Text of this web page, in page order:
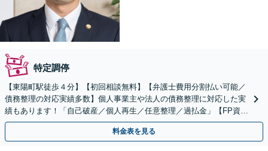
特定調停
【東陽町駅徒歩４分】【初回相談無料】【弁護士費用分割払い可能／
債務整理の対応実績多数】個人事業主や法人の債務整理に対応した実
績もあります！「自己破産／個人再生／任意整理／過払金」【FP資格
あり／家計管理も万全に】
料金表を見る